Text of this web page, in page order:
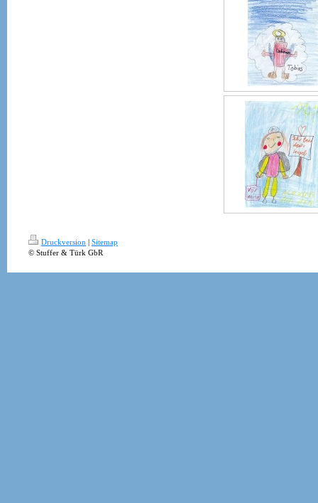
Druckversion | Sitemap
© Stuffer & Türk GbR